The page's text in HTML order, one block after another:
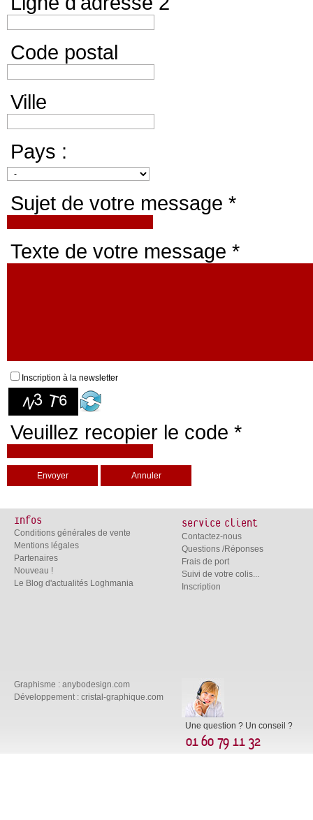
Code postal
Ville
Pays :
Sujet de votre message *
Texte de votre message *
Inscription à la newsletter
Veuillez recopier le code *
Infos
Conditions générales de vente
Mentions légales
Partenaires
Nouveau !
Le Blog d'actualités Loghmania
Service client
Contactez-nous
Questions /Réponses
Frais de port
Suivi de votre colis...
Inscription
Graphisme : anybodesign.com
Développement : cristal-graphique.com
Une question ? Un conseil ?
01 60 79 11 32